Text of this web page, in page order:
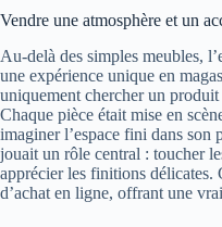
Vendre une atmosphère et un
Au-delà des simples meubles,
une expérience unique en
uniquement chercher un
Chaque pièce était mise en
imaginer l’espace fini dans
jouait un rôle central : toucher
apprécier les finitions délicates.
d’achat en ligne, offrant une